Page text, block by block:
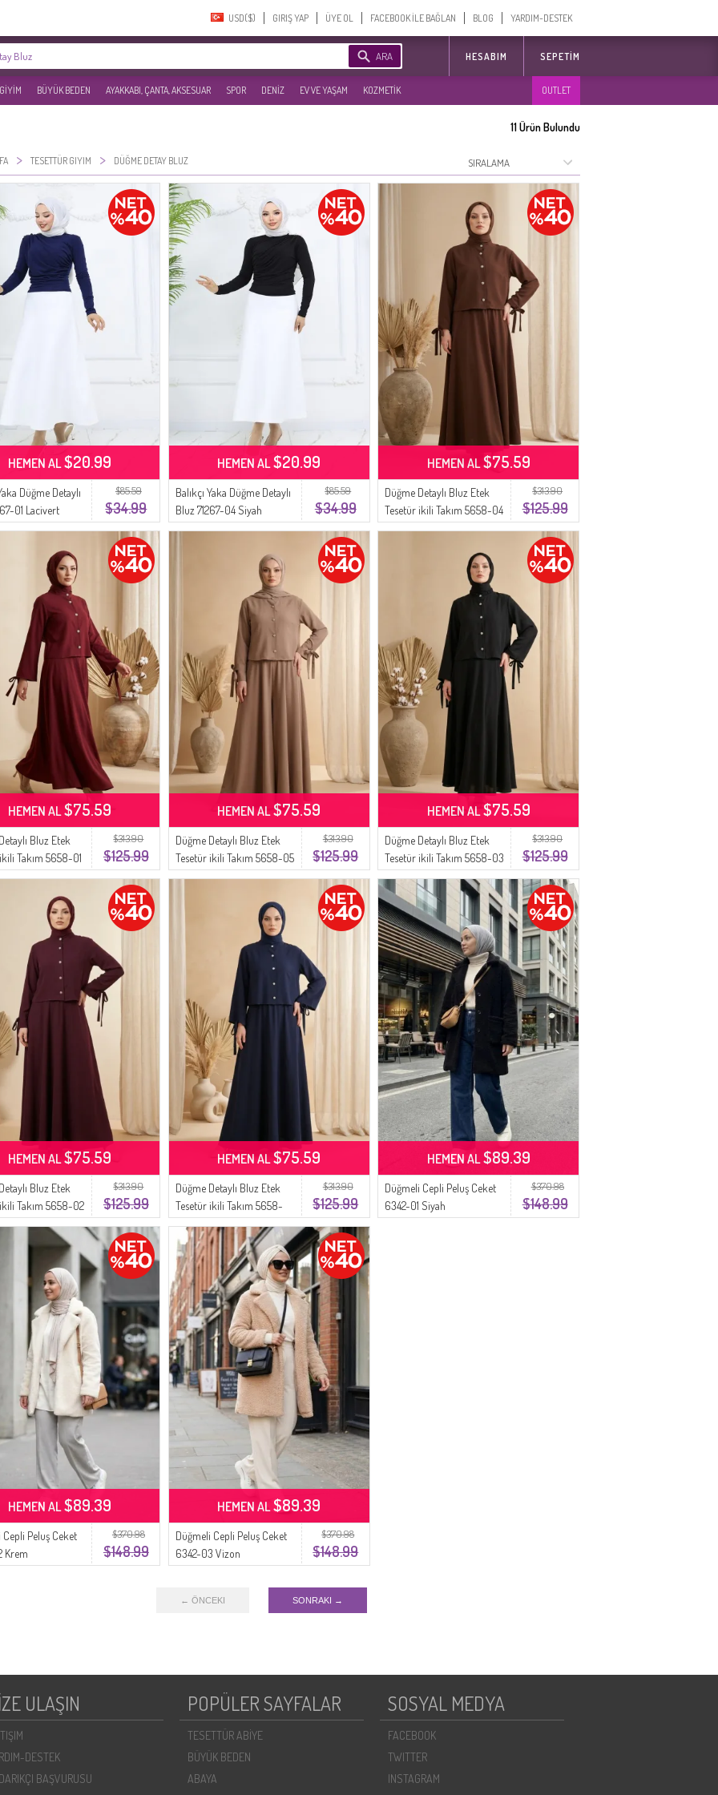
USD($)‎ GIRIŞ YAP ÜYE OL FACEBOOK İLE BAĞLAN BLOG YARDIM-DESTEK
ARA HESABIM SEPETIM
BÜYÜK BEDEN AYAKKABI, ÇANTA, AKSESUAR SPOR DENİZ EV VE YAŞAM KOZMETİK OUTLET
11Ürün Bulundu
> TESETTÜR GIYIM > DÜĞME DETAY BLUZ
$85.59
$34.99
Düğme Detaylı
01 Lacivert
HEMEN AL$20.99
$85.59
$34.99
Balıkçı Yaka Düğme Detaylı
Bluz 71267-04 Siyah
HEMEN AL$20.99
$313.90
$125.99
Düğme Detaylı Bluz Etek
Tesetür ikili Takım 5658-04
Kahverengi
HEMEN AL$75.59
$313.90
$125.99
Bluz Etek
Takım 5658-01
HEMEN AL$75.59
$313.90
$125.99
Düğme Detaylı Bluz Etek
Tesetür ikili Takım 5658-05
Vizon
HEMEN AL$75.59
$313.90
$125.99
Düğme Detaylı Bluz Etek
Tesetür ikili Takım 5658-03
Siyah
HEMEN AL$75.59
$313.90
$125.99
Bluz Etek
Takım 5658-02
HEMEN AL$75.59
$313.90
$125.99
Düğme Detaylı Bluz Etek
Tesetür ikili Takım 5658-
06 Lacivert
HEMEN AL$75.59
$370.98
$148.99
Düğmeli Cepli Peluş Ceket
6342-01 Siyah
HEMEN AL$89.39
$370.98
$148.99
Cepli Peluş Ceket
Krem
HEMEN AL$89.39
$370.98
$148.99
Düğmeli Cepli Peluş Ceket
6342-03 Vizon
HEMEN AL$89.39
← ÖNCEKI SONRAKI →
ULAŞIN
DESTEK
BAŞVURUSU
POPÜLER SAYFALAR
TESETTÜR ABİYE
BÜYÜK BEDEN
ABAYA
SOSYAL MEDYA
FACEBOOK
TWITTER
INSTAGRAM